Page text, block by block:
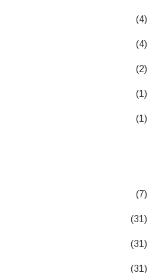
(4)
(4)
(2)
(1)
(1)
(7)
(31)
(31)
(31)